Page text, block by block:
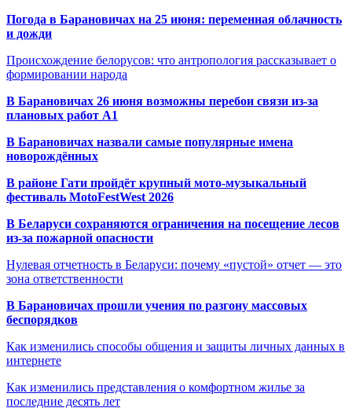
Погода в Барановичах на 25 июня: переменная облачность
и дожди
Происхождение белорусов: что антропология рассказывает о
формировании народа
В Барановичах 26 июня возможны перебои связи из-за
плановых работ A1
В Барановичах назвали самые популярные имена
новорождённых
В районе Гати пройдёт крупный мото-музыкальный
фестиваль MotoFestWest 2026
В Беларуси сохраняются ограничения на посещение лесов
из-за пожарной опасности
Нулевая отчетность в Беларуси: почему «пустой» отчет — это
зона ответственности
В Барановичах прошли учения по разгону массовых
беспорядков
Как изменились способы общения и защиты личных данных в
интернете
Как изменились представления о комфортном жилье за
последние десять лет